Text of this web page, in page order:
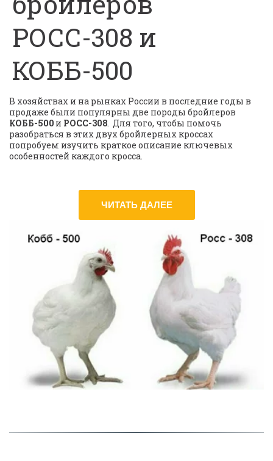
РОСС-308 и
КОББ-500
В хозяйствах и на рынках России в последние годы в
КОББ-500 и РОСС-308.  Для того, чтобы помочь
разобраться в этих двух бройлерных кроссах
попробуем изучить краткое описание ключевых
особенностей каждого кросса.
ЧИТАТЬ ДАЛЕЕ